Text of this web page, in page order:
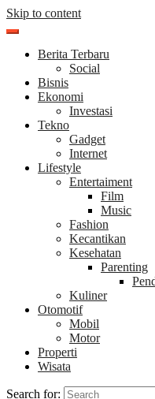
Skip to content
Berita Terbaru
Social
Bisnis
Ekonomi
Investasi
Tekno
Gadget
Internet
Lifestyle
Entertaiment
Film
Music
Fashion
Kecantikan
Kesehatan
Parenting
Kuliner
Otomotif
Mobil
Motor
Properti
Wisata
Search for: